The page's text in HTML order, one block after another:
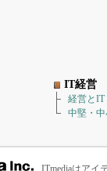
IT経営
経営とIT
中堅・
ITmediaはアイ